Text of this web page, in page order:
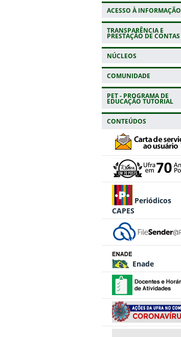
ACESSO À INFORMAÇÃO
TRANSPARÊNCIA E
PRESTAÇÃO DE CONTAS
NÚCLEOS
COMUNIDADE
PET - PROGRAMA DE
EDUCAÇÃO TUTORIAL
CONTEÚDOS
Periódicos
CAPES
Enade